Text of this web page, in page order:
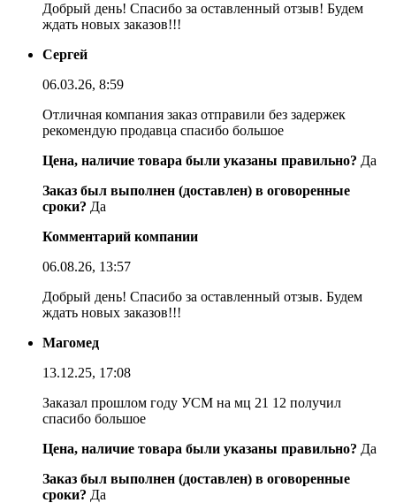
Добрый день! Спасибо за оставленный отзыв! Будем
ждать новых заказов!!!
Сергей
06.03.26, 8:59
Отличная компания заказ отправили без задержек
рекомендую продавца спасибо большое
Цена, наличие товара были указаны правильно? Да
Заказ был выполнен (доставлен) в оговоренные
сроки? Да
Комментарий компании
06.08.26, 13:57
Добрый день! Спасибо за оставленный отзыв. Будем
ждать новых заказов!!!
Магомед
13.12.25, 17:08
Заказал прошлом году УСМ на мц 21 12 получил
спасибо большое
Цена, наличие товара были указаны правильно? Да
Заказ был выполнен (доставлен) в оговоренные
сроки? Да